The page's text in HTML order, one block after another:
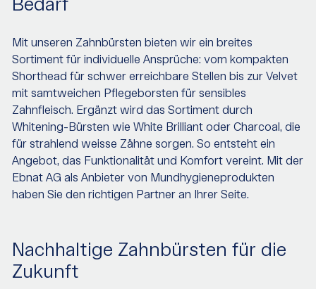
Bedarf
Mit unseren Zahnbürsten bieten wir ein breites
Sortiment für individuelle Ansprüche: vom kompakten
Shorthead für schwer erreichbare Stellen bis zur Velvet
mit samtweichen Pflegeborsten für sensibles
Zahnfleisch. Ergänzt wird das Sortiment durch
Whitening-Bürsten wie White Brilliant oder Charcoal, die
für strahlend weisse Zähne sorgen. So entsteht ein
Angebot, das Funktionalität und Komfort vereint. Mit der
Ebnat AG als Anbieter von Mundhygieneprodukten
haben Sie den richtigen Partner an Ihrer Seite.
Nachhaltige Zahnbürsten für die
Zukunft